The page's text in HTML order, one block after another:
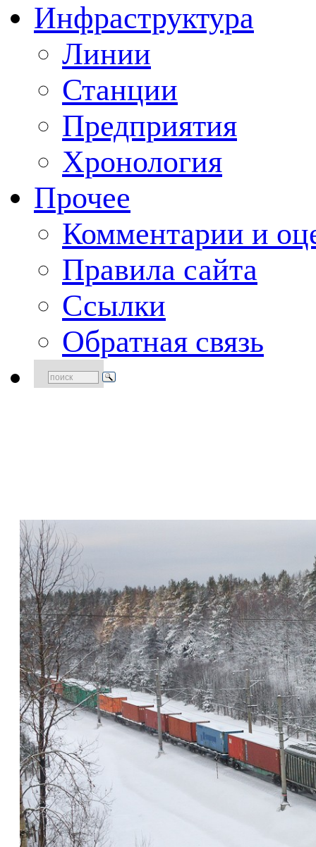
Инфраструктура
Линии
Станции
Предприятия
Хронология
Прочее
Комментарии и
Правила сайта
Ссылки
Обратная связь